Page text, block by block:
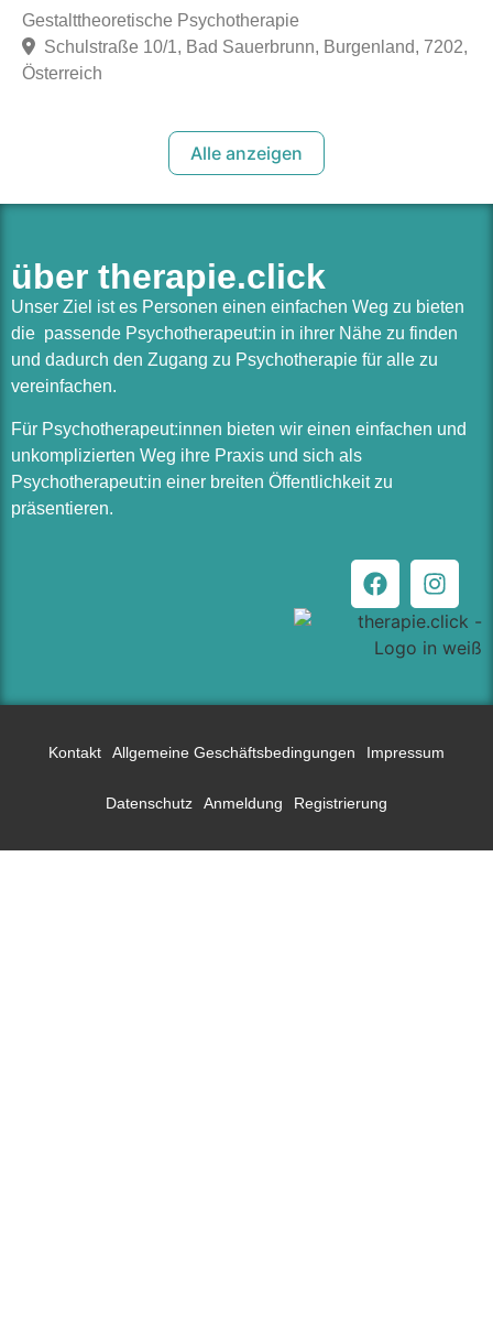
Gestalttheoretische Psychotherapie
Schulstraße 10/1, Bad Sauerbrunn, Burgenland, 7202,
Österreich
Alle anzeigen
über therapie.click
Unser Ziel ist es Personen einen einfachen Weg zu bieten
die passende Psychotherapeut:in in ihrer Nähe zu finden
und dadurch den Zugang zu Psychotherapie für alle zu
vereinfachen.
Für Psychotherapeut:innen bieten wir einen einfachen und
unkomplizierten Weg ihre Praxis und sich als
Psychotherapeut:in einer breiten Öffentlichkeit zu
präsentieren.
Kontakt Allgemeine Geschäftsbedingungen Impressum
Datenschutz Anmeldung Registrierung